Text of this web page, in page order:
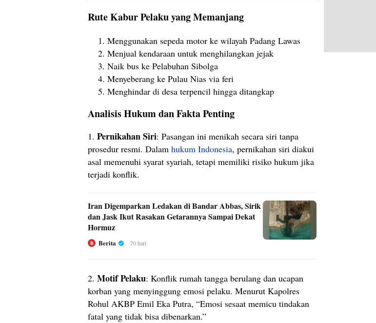
Rute Kabur Pelaku yang Memanjang
Menggunakan sepeda motor ke wilayah Padang Lawas
Menjual kendaraan untuk menghilangkan jejak
Naik bus ke Pelabuhan Sibolga
Menyeberang ke Pulau Nias via feri
Menghindar di desa terpencil hingga ditangkap
Analisis Hukum dan Fakta Penting
1. Pernikahan Siri: Pasangan ini menikah secara siri tanpa
prosedur resmi. Dalam hukum Indonesia, pernikahan siri diakui
asal memenuhi syarat syariah, tetapi memiliki risiko hukum jika
terjadi konflik.
Iran Digemparkan Ledakan di Bandar Abbas, Sirik
dan Jask Ikut Rasakan Getarannya Sampai Dekat
Hormuz
B Berita 70 hari
2. Motif Pelaku: Konflik rumah tangga berulang dan ucapan
korban yang menyinggung emosi pelaku. Menurut Kapolres
Rohul AKBP Emil Eka Putra, “Emosi sesaat memicu tindakan
fatal yang tidak bisa dibenarkan.”